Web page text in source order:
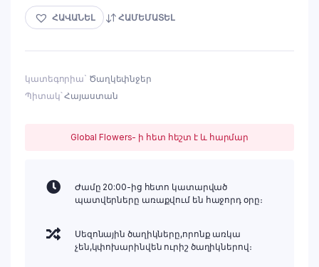
ՀԱՎԱՆԵԼ ՀԱՄԵՄԱՏԵԼ
կատեգորիա` Ծաղկեփնջեր
Պիտակ՝Հայաստան
Global Flowers- ի հետ հեշտ է և հարմար
Ժամը 20:00-ից հետո կատարված
պատվերները առաքվում են հաջորդ օրը։
Սեզոնային ծաղիկները,որոնք առկա
չեն,կփոխարինվեն ուրիշ ծաղիկներով։